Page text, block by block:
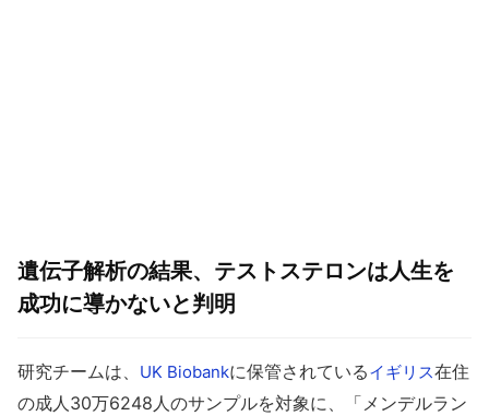
遺伝子解析の結果、テストステロンは人生を
成功に導かないと判明
研究チームは、 UK Biobankに保管されているイギリス在住
の成人30万6248人のサンプルを対象に、「メンデルラン